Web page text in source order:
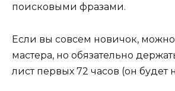
поисковыми фразами.
Если вы совсем новичок, можно
мастера, но обязательно
лист первых 72 часов (он будет